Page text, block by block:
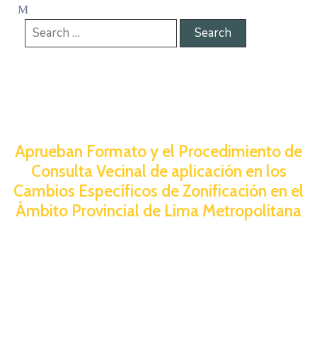
Aprueban Formato y el Procedimiento de
Consulta Vecinal de aplicación en los
Cambios Específicos de Zonificación en el
Ámbito Provincial de Lima Metropolitana